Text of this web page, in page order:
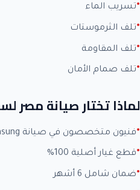
تسريب الماء
تلف الثرموستات
تلف المقاومة
تلف صمام الأمان
لماذا تختار صيانة مصر
فنيون متخصصون في صيانة Samsung بخبرة +15 عاماً
قطع غيار أصلية 100%
ضمان شامل 6 أشهر